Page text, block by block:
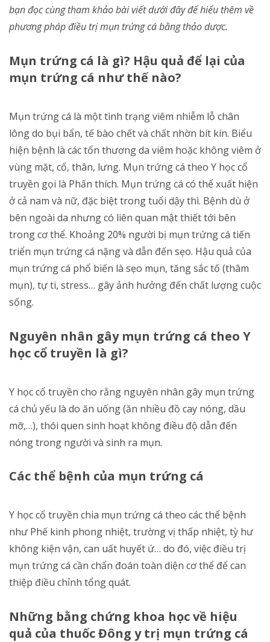
bạn đọc cùng tham khảo bài viết dưới đây để hiểu thêm về
phương pháp điều trị mụn trứng cá bằng thảo dược.
Mụn trứng cá là gì? Hậu quả để lại của
mụn trứng cá như thế nào?
Mụn trứng cá là một tình trạng viêm nhiễm lỗ chân
lông do bụi bẩn, tế bào chết và chất nhờn bít kín. Biểu
hiện bệnh là các tổn thương da viêm hoặc không viêm ở
vùng mặt, cổ, thân, lưng. Mụn trứng cá theo Y học cổ
truyền gọi là Phấn thích. Mụn trứng cá có thể xuất hiện
ở cả nam và nữ, đặc biệt trong tuổi dậy thì. Bệnh dù ở
bên ngoài da nhưng có liên quan mật thiết tới bên
trong cơ thể. Khoảng 20% người bị mụn trứng cá tiến
triển mụn trứng cá nặng và dẫn đến sẹo. Hậu quả của
mụn trứng cá phổ biến là sẹo mụn, tăng sắc tố (thâm
mụn), tự ti, stress… gây ảnh hưởng đến chất lượng cuộc
sống.
Nguyên nhân gây mụn trứng cá theo Y
học cổ truyền là gì?
Y học cổ truyền cho rằng nguyên nhân gây mụn trứng
cá chủ yếu là do ăn uống (ăn nhiều đồ cay nóng, dầu
mỡ,…), thói quen sinh hoạt không điều độ dẫn đến
nóng trong người và sinh ra mụn.
Các thể bệnh của mụn trứng cá
Y học cổ truyền chia mụn trứng cá theo các thể bệnh
như Phế kinh phong nhiệt, trường vị thấp nhiệt, tỳ hư
không kiện vận, can uất huyết ứ… do đó, việc điều trị
mụn trứng cá cần chẩn đoán toàn diện cơ thể để can
thiệp điều chỉnh tổng quát.
Những bằng chứng khoa học về hiệu
quả của thuốc Đông y trị mụn trứng cá